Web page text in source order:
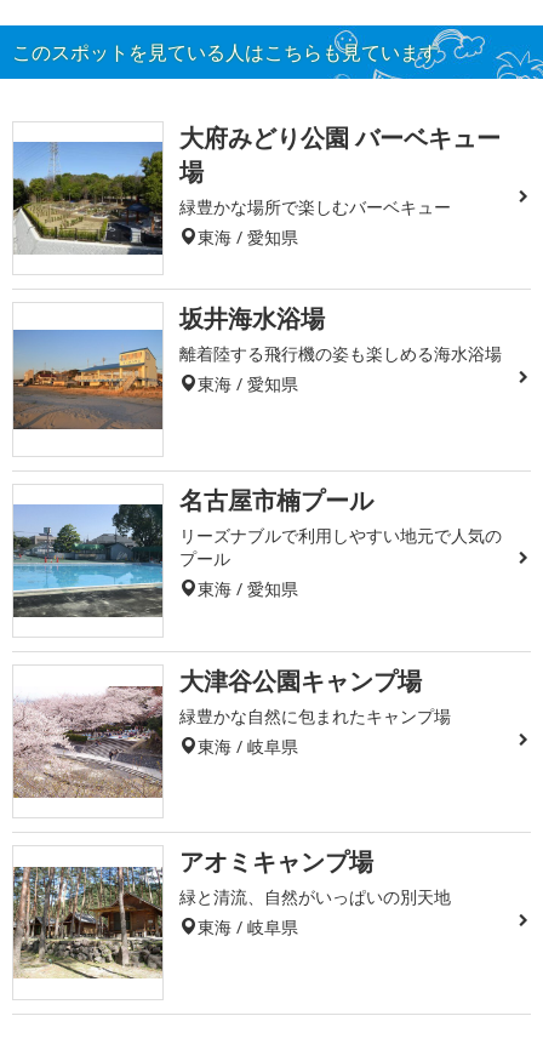
このスポットを見ている人はこちらも見ています
大府みどり公園 バーベキュー
場
緑豊かな場所で楽しむバーベキュー
東海 / 愛知県
坂井海水浴場
離着陸する飛行機の姿も楽しめる海水浴場
東海 / 愛知県
名古屋市楠プール
リーズナブルで利用しやすい地元で人気の
プール
東海 / 愛知県
大津谷公園キャンプ場
緑豊かな自然に包まれたキャンプ場
東海 / 岐阜県
アオミキャンプ場
緑と清流、自然がいっぱいの別天地
東海 / 岐阜県